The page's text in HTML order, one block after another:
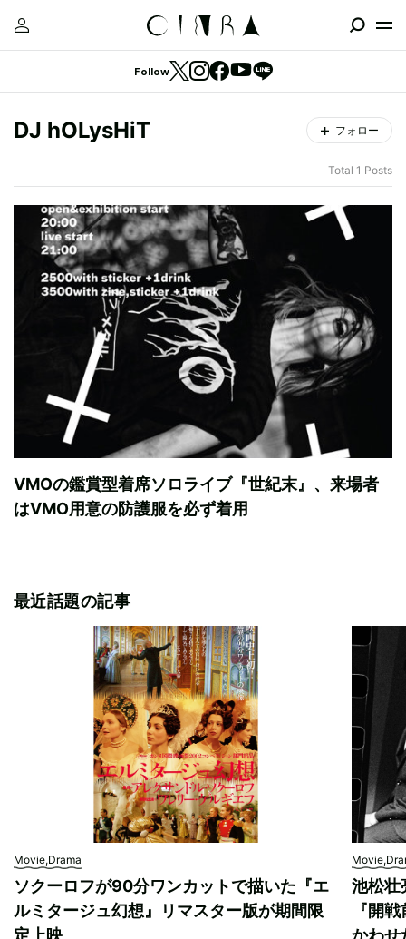
Follow
DJ hOLysHiT フォロー
Total 1 Posts
VMOの鑑賞型着席ソロライブ『世紀末』、来場者
はVMO用意の防護服を必ず着用
最近話題の記事
Movie,Drama
ソクーロフが90分ワンカットで描いた『エ
ルミタージュ幻想』リマスター版が期間限
定上映
池松壮
『開
かわせ